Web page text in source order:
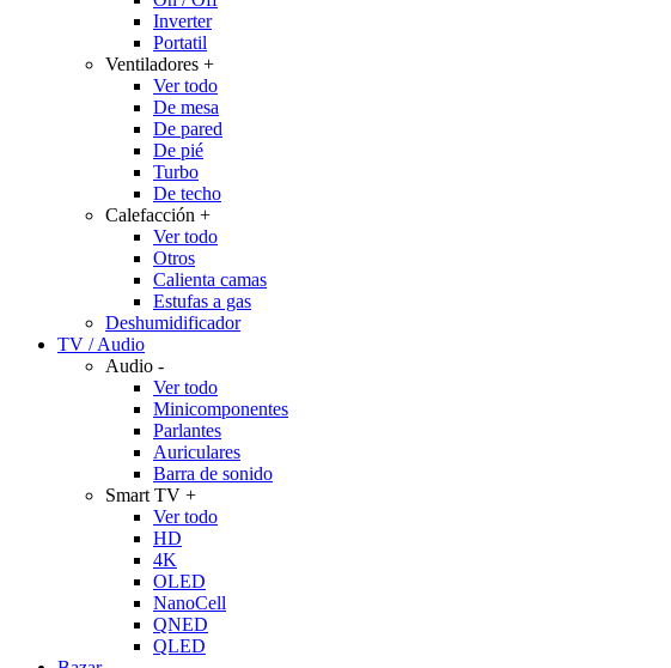
Inverter
Portatil
Ventiladores +
Ver todo
De mesa
De pared
De pié
Turbo
De techo
Calefacción +
Ver todo
Otros
Calienta camas
Estufas a gas
Deshumidificador
TV / Audio
Audio -
Ver todo
Minicomponentes
Parlantes
Auriculares
Barra de sonido
Smart TV +
Ver todo
HD
4K
OLED
NanoCell
QNED
QLED